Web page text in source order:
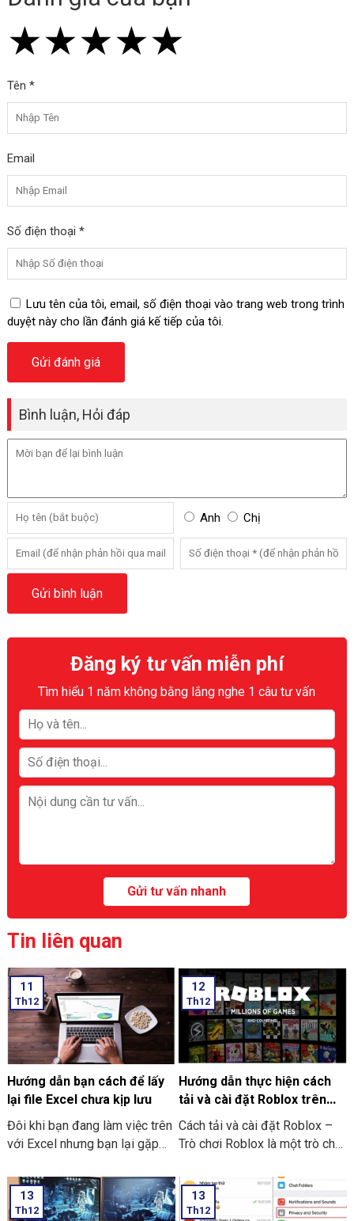
★
★★
★★★
★★★★
★★★★★
Tên *
Email
Số điện thoại *
Lưu tên của tôi, email, số điện thoại vào trang web trong trình
duyệt này cho lần đánh giá kế tiếp của tôi.
Bình luận, Hỏi đáp
Anh Chị
Đăng ký tư vấn miễn phí
Tìm hiểu 1 năm không bằng lắng nghe 1 câu tư vấn
Tin liên quan
11
Th12
Hướng dẫn bạn cách để lấy
lại file Excel chưa kịp lưu
Đôi khi bạn đang làm việc trên
với Excel nhưng bạn lại gặp
bị mất điện bạn quên chưa kịp
lưu hay laptop tắt nguồn đột
ngột làm cho bạn chưa thể kịp
12
Th12
Hướng dẫn thực hiện cách
tải và cài đặt Roblox trên
máy tính thật đơn giản
Cách tải và cài đặt Roblox –
Trò chơi Roblox là một trò chơi
bước vào thế giới trò chơi ảo
và trải nghiệm không gian vô
cùng mới lạ trên máy tính của
13
Th12
13
Th12